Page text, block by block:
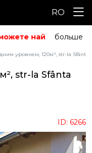
RO
найти то, что
больше
уровнем, 120м², str-la Sfânta
str-la Sfânta
ID: 6266